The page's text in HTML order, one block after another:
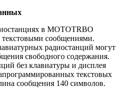
в MOTOTRBO
текстовыми сообщениями.
радиостанций могут
свободного содержания.
без клавиатуры и дисплея
текстовых
сообщения 140 символов.